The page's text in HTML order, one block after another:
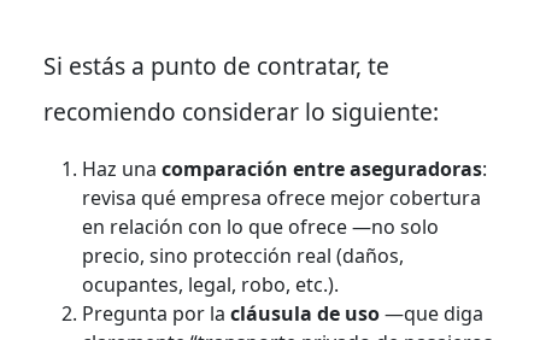
Si estás a punto de contratar, te
recomiendo considerar lo siguiente:
Haz una comparación entre aseguradoras:
revisa qué empresa ofrece mejor cobertura
en relación con lo que ofrece —no solo
precio, sino protección real (daños,
ocupantes, legal, robo, etc.).
Pregunta por la cláusula de uso—que diga